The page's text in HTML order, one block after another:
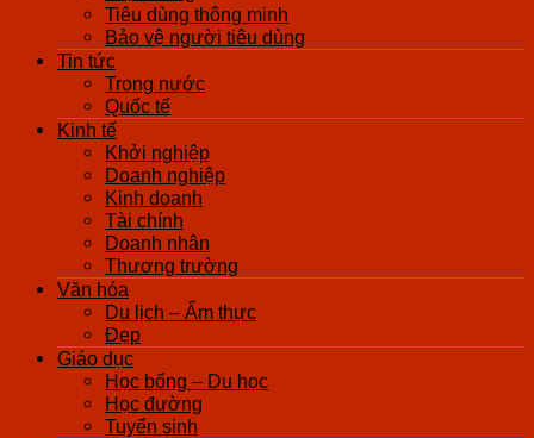
Tiêu dùng thông minh
Bảo vệ người tiêu dùng
Tin tức
Trong nước
Quốc tế
Kinh tế
Khởi nghiệp
Doanh nghiệp
Kinh doanh
Tài chính
Doanh nhân
Thương trường
Văn hóa
Du lịch – Ẩm thực
Đẹp
Giáo dục
Học bổng – Du học
Học đường
Tuyển sinh